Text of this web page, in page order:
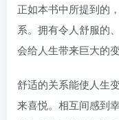
正如本书中所提到的
系。拥有令人舒服的
会给人生带来巨大的变
舒适的关系能使人生
来喜悦。相互间感到